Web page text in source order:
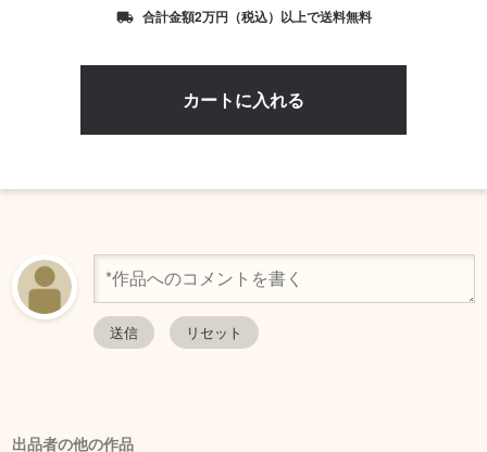
local_shipping 合計金額2万円（税込）以上で送料無料
出品者の他の作品